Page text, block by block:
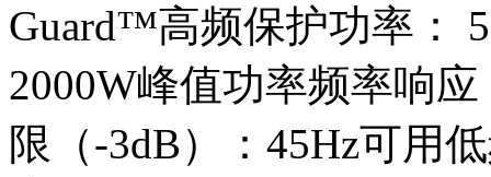
Guard™高频保护功率：
2000W峰值功率频率响
限（-3dB）：45Hz可用